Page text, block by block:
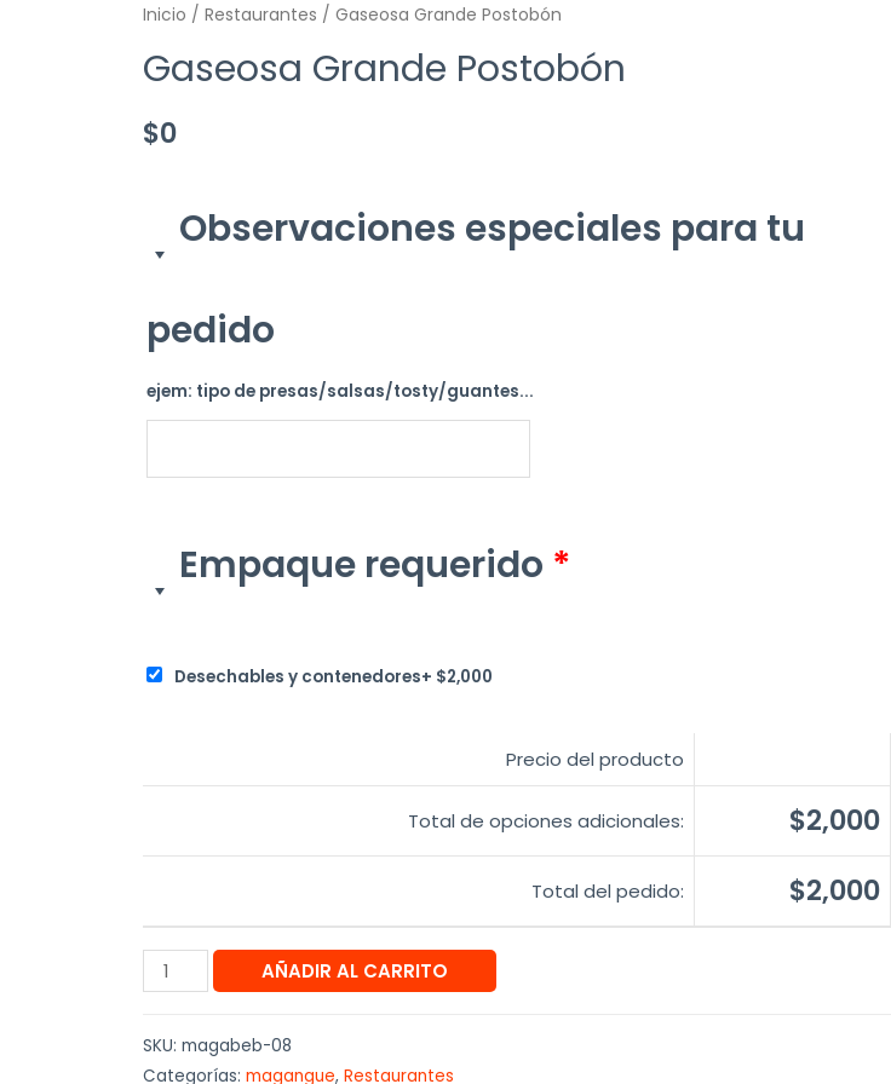
Inicio / Restaurantes / Gaseosa Grande Postobón
Gaseosa Grande Postobón
$0
Observaciones especiales para tu
pedido
ejem: tipo de presas/salsas/tosty/guantes...
Empaque requerido *
Desechables y contenedores+ $2,000
Precio del producto
Total de opciones adicionales: $2,000
Total del pedido: $2,000
AÑADIR AL CARRITO
SKU: magabeb-08
Categorías: magangue, Restaurantes